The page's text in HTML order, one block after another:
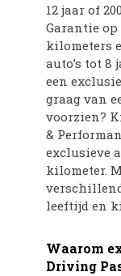
12 jaar of
Garantie op
kilometers
auto’s tot 8
een
graag van
voorzien?
&
exclusieve
kilometer.
leeftijd en
Waarom
Driving